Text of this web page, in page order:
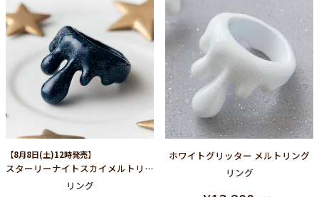
【8月8日(土)12時発売】
スターリーナイトスカイメルトリング
リング
ホワイトグリッター メルトリング
リング